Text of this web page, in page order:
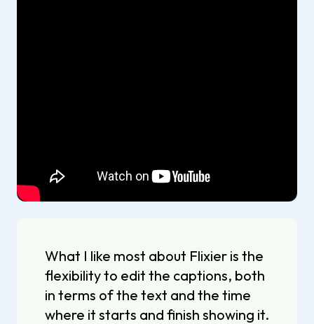
What I like most about Flixier is the
flexibility to edit the captions, both
in terms of the text and the time
where it starts and finish showing it.